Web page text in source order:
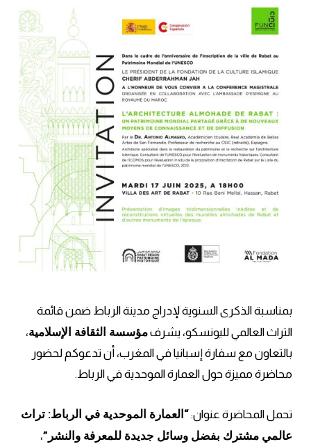
بمناسبة الذكرى السنوية لإدراج مدينة الرباط ضمن قائمة
التراث العالمي لليونسكو، يشرفمؤسسة الثقافة الإسلامية،
بالتعاون مع سفارة إسبانيا في المغرب، أن تدعوكم لحضور
محاضرة مميزة حول العمارة الموحدية في الرباط.
تحمل المحاضرة عنوان:“العمارة الموحدية في الرباط: تراث
عالمي مشترك بفضل وسائل جديدة للمعرفة والنشر”،